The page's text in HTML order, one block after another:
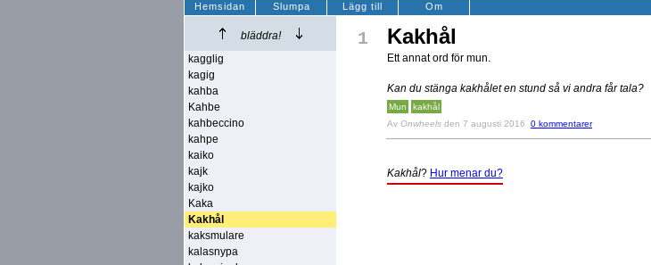
Hemsidan Slumpa Lägg till Om
bläddra!
kagglig
kagig
kahba
Kahbe
kahbeccino
kahpe
kaiko
kajk
kajko
Kaka
Kakhål
kaksmulare
kalasnypa
1 Kakhål
Ett annat ord för mun.
Kan du stänga kakhålet en stund så vi andra får tala?
Mun
kakhål
Av Onwheels den 7 augusti 2016 0 kommentarer
Kakhål? Hur menar du?